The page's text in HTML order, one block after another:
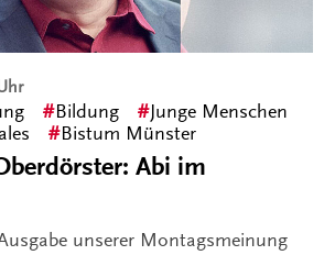
Bildung
Junge Menschen
Bistum Münster
Abi im
unserer Montagsmeinung